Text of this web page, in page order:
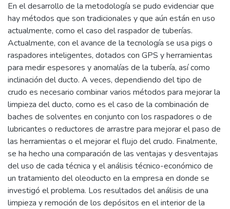
En el desarrollo de la metodología se pudo evidenciar que
hay métodos que son tradicionales y que aún están en uso
actualmente, como el caso del raspador de tuberías.
Actualmente, con el avance de la tecnología se usa pigs o
raspadores inteligentes, dotados con GPS y herramientas
para medir espesores y anomalías de la tubería, así como
inclinación del ducto. A veces, dependiendo del tipo de
crudo es necesario combinar varios métodos para mejorar la
limpieza del ducto, como es el caso de la combinación de
baches de solventes en conjunto con los raspadores o de
lubricantes o reductores de arrastre para mejorar el paso de
las herramientas o el mejorar el flujo del crudo. Finalmente,
se ha hecho una comparación de las ventajas y desventajas
del uso de cada técnica y el análisis técnico-económico de
un tratamiento del oleoducto en la empresa en donde se
investigó el problema. Los resultados del análisis de una
limpieza y remoción de los depósitos en el interior de la